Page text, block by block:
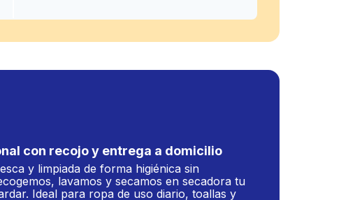
con recojo y entrega a domicilio
y limpiada de forma higiénica sin
lavamos y secamos en secadora tu
Ideal para ropa de uso diario, toallas y